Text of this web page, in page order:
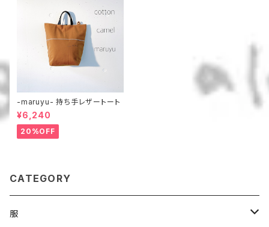
-maruyu- 持ち手レザートート
¥6,240
20%OFF
CATEGORY
服